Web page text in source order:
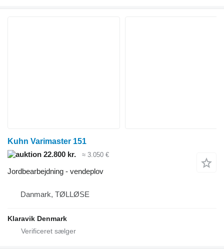
Kuhn Varimaster 151
22.800 kr.
≈ 3.050 €
Jordbearbejdning - vendeplov
Danmark, TØLLØSE
Klaravik Denmark